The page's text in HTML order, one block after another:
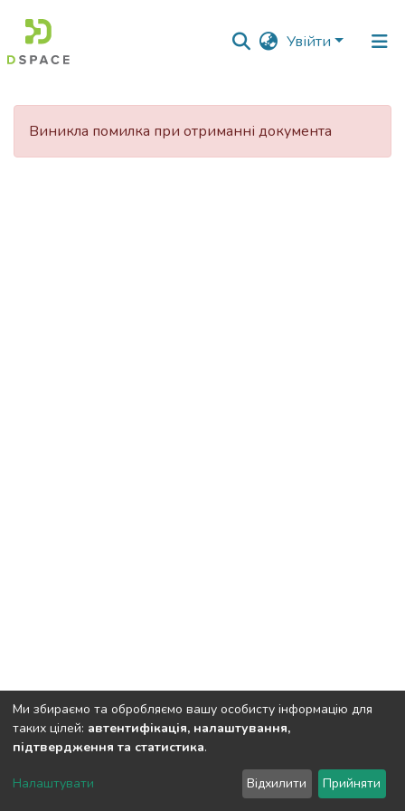
Увійти
Фонди
Виникла помилка при отриманні документа
Полтавський державний аграрний університет
LYRASIS
Налаштування куків
Ми збираємо та обробляємо вашу особисту інформацію для
таких цілей: автентифікація, налаштування,
підтвердження та статистика.
Налаштувати Відхилити Прийняти